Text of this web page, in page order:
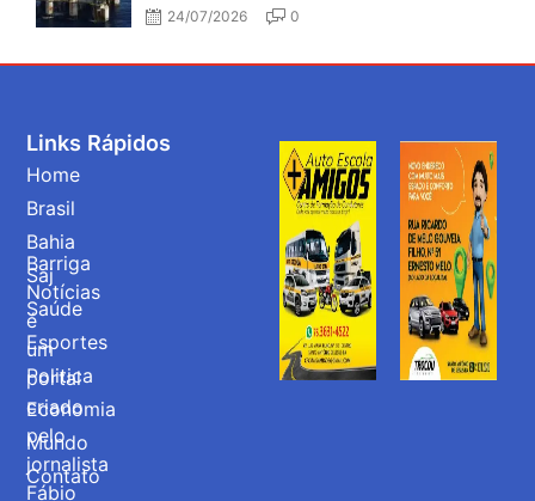
24/07/2026 0
Barriga
Notícias
é
um
portal
criado
pelo
jornalista
Fábio
Links Rápidos
Home
Brasil
Bahia
Saj
Saúde
Esportes
Politica
Economia
Mundo
Contato